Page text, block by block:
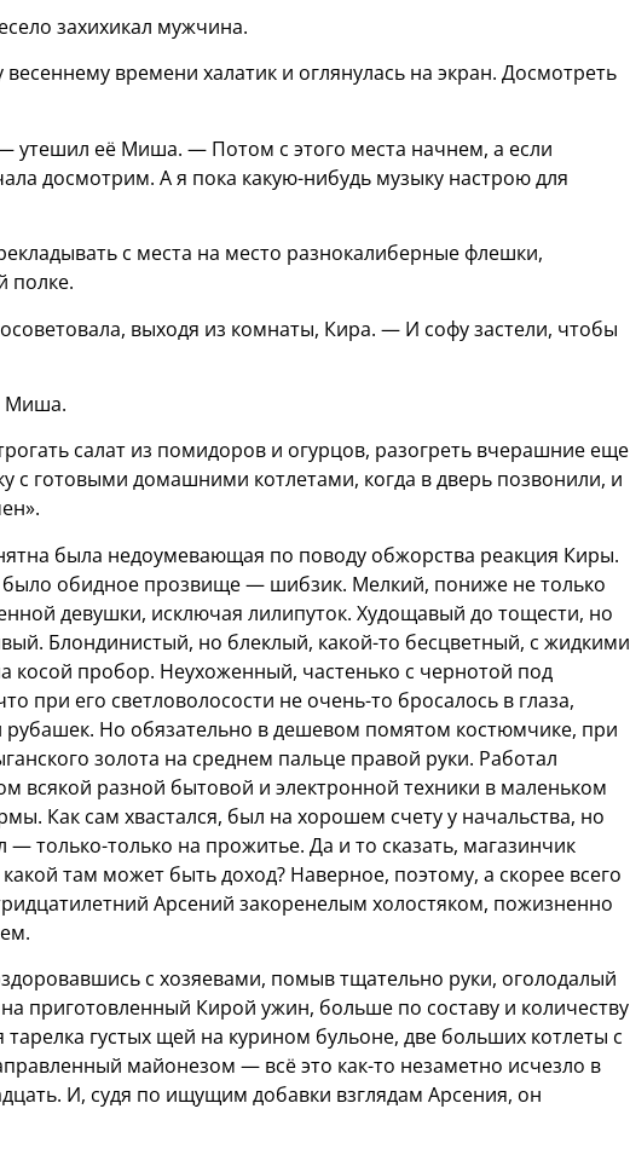
захихикал мужчина.
времени халатик и оглянулась на экран. Досмотреть
её Миша. — Потом с этого места начнем, а если
досмотрим. А я пока какую-нибудь музыку настрою для
с места на место разнокалиберные флешки,
полке.
выходя из комнаты, Кира. — И софу застели, чтобы
Миша.
салат из помидоров и огурцов, разогреть вчерашние еще
с готовыми домашними котлетами, когда в дверь позвонили, и
была недоумевающая по поводу обжорства реакция Киры.
обидное прозвище — шибзик. Мелкий, пониже не только
девушки, исключая лилипуток. Худощавый до тощести, но
Блондинистый, но блеклый, какой-то бесцветный, с жидкими
косой пробор. Неухоженный, частенько с чернотой под
при его светловолосости не очень-то бросалось в глаза,
Но обязательно в дешевом помятом костюмчике, при
золота на среднем пальце правой руки. Работал
всякой разной бытовой и электронной техники в маленьком
Как сам хвастался, был на хорошем счету у начальства, но
— только-только на прожитье. Да и то сказать, магазинчик
там может быть доход? Наверное, поэтому, а скорее всего
Арсений закоренелым холостяком, пожизненно
с хозяевами, помыв тщательно руки, оголодалый
приготовленный Кирой ужин, больше по составу и количеству
густых щей на курином бульоне, две больших котлеты с
майонезом — всё это как-то незаметно исчезло в
И, судя по ищущим добавки взглядам Арсения, он